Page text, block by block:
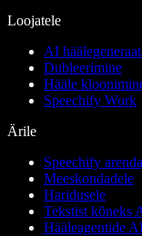
Loojatele
AI
Dubleerimine
Hääle
Speechify Work
Ärile
Speechify
Meeskondadele
Haridusele
Tekstist kõneks
Hääleagentide